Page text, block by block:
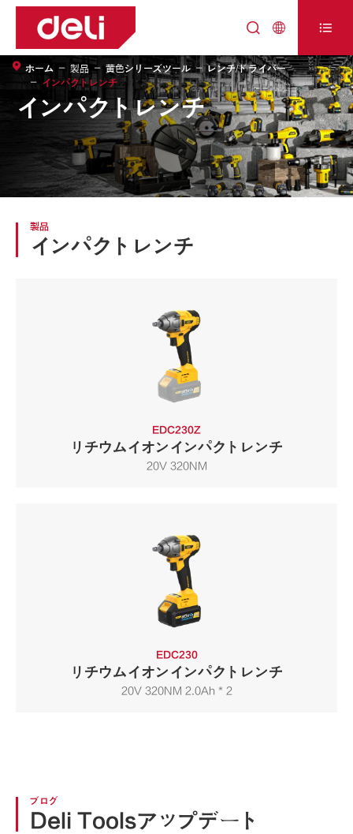
  
インパクトレンチ
ホーム 製品 黄色シリーズツール
レンチ/ドライバー
インパクトレンチ
製品
インパクトレンチ
EDC230Z
リチウムイオンインパクトレンチ
20V 320NM
EDC230
リチウムイオンインパクトレンチ
20V 320NM 2.0Ah * 2
ブログ
Deli Toolsアップデート